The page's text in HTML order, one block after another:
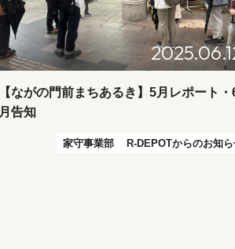
【ながの門前まちあるき】5月レポート・
月告知
家守事業部 R-DEPOTからのお知